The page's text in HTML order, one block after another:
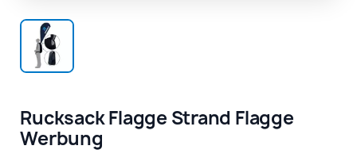
Rucksack Flagge Strand Flagge
Werbung